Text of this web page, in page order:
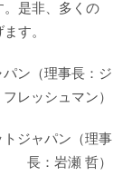
。是非、多くの
す。
ン（理事長：ジ
フレッシュマン）
ジャパン（理事
長：岩瀬 哲）